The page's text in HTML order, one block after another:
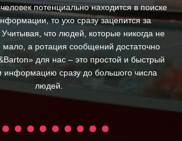
потенциально находится в поиске
то ухо сразу зацепится за
что людей, которые никогда не
мало, а ротация сообщений достаточно
для нас – это простой и быстрый
информацию сразу до большого числа
людей.